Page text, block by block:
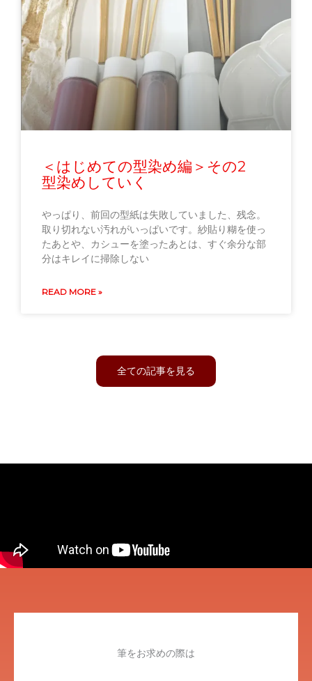
＜はじめての型染め編＞その2
型染めしていく
やっぱり、前回の型紙は失敗していました、残念。
取り切れない汚れがいっぱいです。紗貼り糊を使っ
たあとや、カシューを塗ったあとは、すぐ余分な部
分はキレイに掃除しない
READ MORE »
全ての記事を見る
筆をお求めの際は